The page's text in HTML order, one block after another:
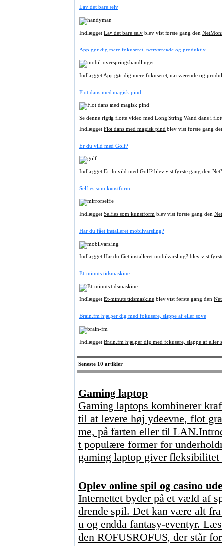
Lav det bare selv
Indlægget Lav det bare selv blev vist første gang den
App gør dig mere fokuseret, nærværende og produktiv
IndlæggetApp gør dig mere fokuseret, nærværende og
Flot dans med magisk pind
Se denne rigtig flotte video med Long String Wand dans i
Indlægget Flot dans med magisk pind blev vist første gang
Er du vild med Golf?
Indlægget Er du vild med Golf? blev vist første gang den
Selfies som kunstform
Indlægget Selfies som kunstform blev vist første gang den
Har du fået installeret mobilvarsling?
Indlægget Har du fået installeret mobilvarsling? blev vist
Et-minuts tidsmaskine
Indlægget Et-minuts tidsmaskine blev vist første gang den
Brain.fm hjælper dig med fokusere, slappe af eller sove
Indlægget Brain.fm hjælper dig med fokusere, slappe af eller
Seneste 10 artikler
Gaming laptop
Gaming laptops kombinerer
til at levere høj ydeevne, flot
me, på farten eller til
t populære former for
gaming laptop giver fleksibilitet
Oplev online spil og casino
Internettet byder på et væld af
drende spil. Det kan være alt
u og endda fantasy-eventyr.
den ROFUSROFUS, der står